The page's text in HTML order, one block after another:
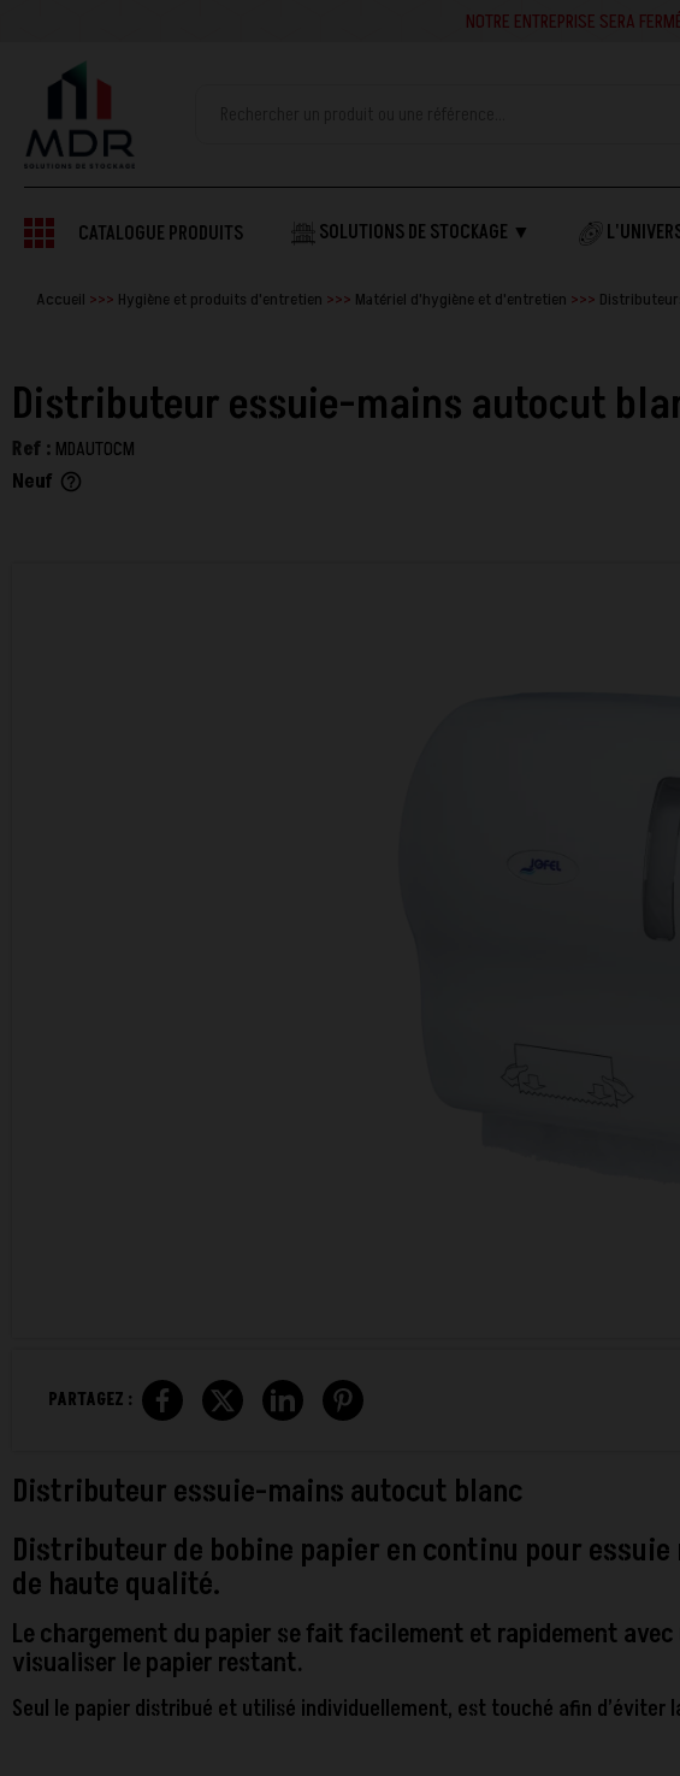
NOTRE ENTREPRISE SERA FERMÉE DU
CATALOGUE PRODUITS SOLUTIONS DE STOCKAGE ▼
Accueil Hygiène et produits d'entretien Matériel d'hygiène et d'entretien
Distributeur essuie-mains autocut
Ref : MDAUTOCM
Neuf help_outline
PARTAGEZ :
Distributeur essuie-mains autocut blanc
Distributeur de bobine papier en continu pour
de haute qualité.
Le chargement du papier se fait facilement et rapidement
visualiser le papier restant.
Seul le papier distribué et utilisé individuellement, est touché afin d’éviter